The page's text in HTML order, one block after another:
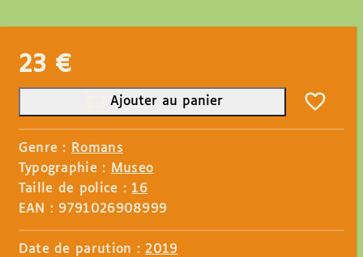
23 €
Ajouter au panier
Genre : Romans
Typographie : Museo
Taille de police : 16
EAN : 9791026908999
Date de parution : 2019